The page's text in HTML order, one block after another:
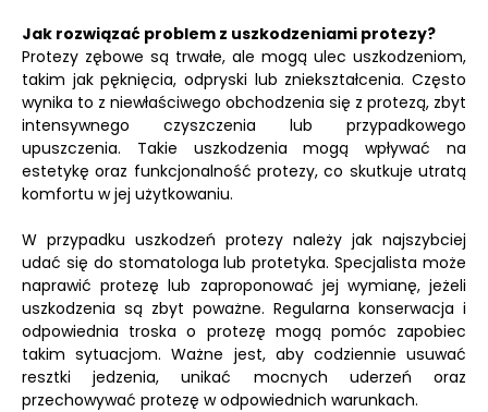
Jak rozwiązać problem z uszkodzeniami protezy?
Protezy zębowe są trwałe, ale mogą ulec uszkodzeniom,
takim jak pęknięcia, odpryski lub zniekształcenia. Często
wynika to z niewłaściwego obchodzenia się z protezą, zbyt
intensywnego czyszczenia lub przypadkowego
upuszczenia. Takie uszkodzenia mogą wpływać na
estetykę oraz funkcjonalność protezy, co skutkuje utratą
komfortu w jej użytkowaniu.
W przypadku uszkodzeń protezy należy jak najszybciej
udać się do stomatologa lub protetyka. Specjalista może
naprawić protezę lub zaproponować jej wymianę, jeżeli
uszkodzenia są zbyt poważne. Regularna konserwacja i
odpowiednia troska o protezę mogą pomóc zapobiec
takim sytuacjom. Ważne jest, aby codziennie usuwać
resztki jedzenia, unikać mocnych uderzeń oraz
przechowywać protezę w odpowiednich warunkach.